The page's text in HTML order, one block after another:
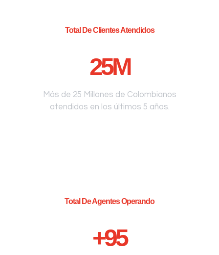
Total De Clientes Atendidos
25M
Más de 25 Millones de Colombianos
atendidos en los últimos 5 años.
Total De Agentes Operando
+95